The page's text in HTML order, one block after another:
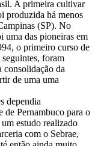
A primeira cultivar
produzida há menos
(SP). No
uma das pioneiras em
o primeiro curso de
foram
consolidação da
de uma uma
dependia
de Pernambuco para o
estudo realizado
com o Sebrae,